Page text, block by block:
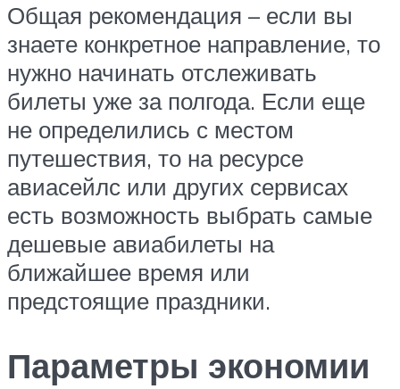
Общая рекомендация – если вы
знаете конкретное направление, то
нужно начинать отслеживать
билеты уже за полгода. Если еще
не определились с местом
путешествия, то на ресурсе
авиасейлс или других сервисах
есть возможность выбрать самые
дешевые авиабилеты на
ближайшее время или
предстоящие праздники.
Параметры экономии